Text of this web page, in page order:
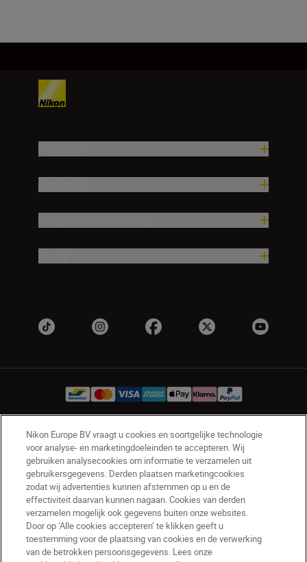
BE(nl) Nikon Sites
Contact opnemen
Privacyverklaring
Gebruiksvoorwaarden
Nikon Store - Algemene voorwaarden
Cookieverklaring
Toegankelijkheid
Cookie-instellingen
© 2026 Nikon
Nikon Europe BV vraagt u cookies en soortgelijke technologie
voor analyse- en marketingdoeleinden te accepteren. Wij
gebruiken analysecookies om informatie te verzamelen uit
gebruikersgegevens. Derden plaatsen marketingcookies
zodat wij advertenties kunnen afstemmen op u en de
effectiviteit daarvan kunnen nagaan. Cookies van derden
verzamelen mogelijk ook gegevens buiten onze websites.
Door op ‘Alle cookies accepteren’ te klikken geeft u
toestemming voor de plaatsing van cookies en de verwerking
van de betrokken persoonsgegevens. Lees onze